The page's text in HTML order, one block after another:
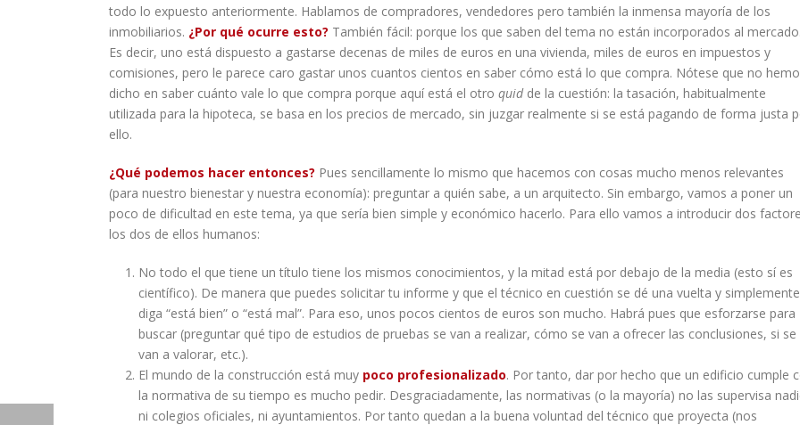
todo lo expuesto anteriormente. Hablamos de compradores, vendedores pero también la inmensa mayoría de los
inmobiliarios. ¿Por qué ocurre esto? También fácil: porque los que saben del tema no están incorporados al
Es decir, uno está dispuesto a gastarse decenas de miles de euros en una vivienda, miles de euros en impuestos y
comisiones, pero le parece caro gastar unos cuantos cientos en saber cómo está lo que compra. Nótese que no
dicho en saber cuánto vale lo que compra porque aquí está el otro quid de la cuestión: la tasación, habitualmente
utilizada para la hipoteca, se basa en los precios de mercado, sin juzgar realmente si se está pagando de forma justa
ello.
¿Qué podemos hacer entonces? Pues sencillamente lo mismo que hacemos con cosas mucho menos relevantes
(para nuestro bienestar y nuestra economía): preguntar a quién sabe, a un arquitecto. Sin embargo, vamos a poner un
poco de dificultad en este tema, ya que sería bien simple y económico hacerlo. Para ello vamos a introducir dos
los dos de ellos humanos:
No todo el que tiene un título tiene los mismos conocimientos, y la mitad está por debajo de la media (esto sí es
científico). De manera que puedes solicitar tu informe y que el técnico en cuestión se dé una vuelta y
diga “está bien” o “está mal”. Para eso, unos pocos cientos de euros son mucho. Habrá pues que esforzarse para
buscar (preguntar qué tipo de estudios de pruebas se van a realizar, cómo se van a ofrecer las conclusiones, si se
van a valorar, etc.).
El mundo de la construcción está muy poco profesionalizado. Por tanto, dar por hecho que un edificio cumple
la normativa de su tiempo es mucho pedir. Desgraciadamente, las normativas (o la mayoría) no las supervisa
ni colegios oficiales, ni ayuntamientos. Por tanto quedan a la buena voluntad del técnico que proyecta (nos